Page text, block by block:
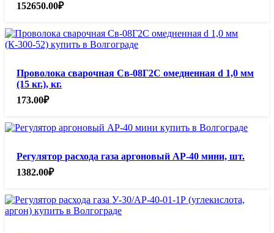
152650.00₽
Проволока сварочная Св-08Г2С омедненная d 1,0 мм
(15 кг.), кг.
173.00₽
Регулятор расхода газа аргоновый АР-40 мини, шт.
1382.00₽